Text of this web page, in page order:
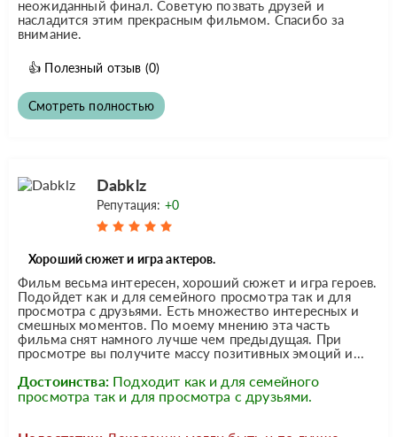
неожиданный финал. Советую позвать друзей и
насладится этим прекрасным фильмом. Спасибо за
внимание.
👍 Полезный отзыв (0)
Смотреть полностью
Dabklz
Репутация: +0
Хороший сюжет и игра актеров.
Фильм весьма интересен, хороший сюжет и игра героев.
Подойдет как и для семейного просмотра так и для
просмотра с друзьями. Есть множество интересных и
смешных моментов. По моему мнению эта часть
фильма снят намного лучше чем предыдущая. При
просмотре вы получите массу позитивных эмоций и...
Достоинства: Подходит как и для семейного
просмотра так и для просмотра с друзьями.